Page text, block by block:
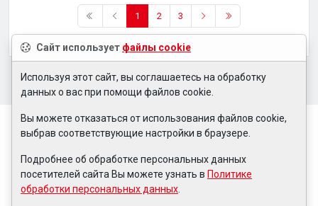
1 2 3
© 2008 — 2026,Тренинговая компания «Догма»
Сайт использует файлы cookie
Используя этот сайт, вы соглашаетесь на обработку
данных о вас при помощи файлов cookie.
Вы можете отказаться от использования файлов cookie,
выбрав соответствующие настройки в браузере.
Подробнее об обработке персональных данных
посетителей сайта Вы можете узнать в Политике
обработки персональных данных